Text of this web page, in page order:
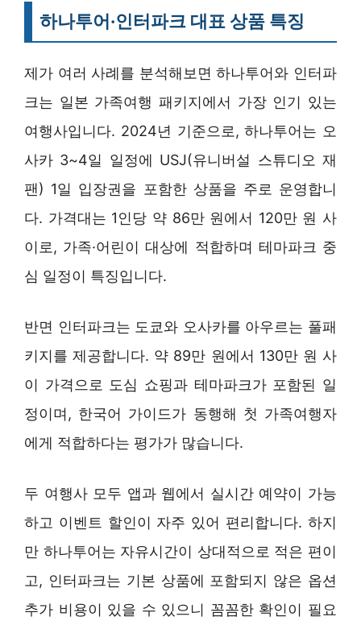
하나투어·인터파크 대표 상품 특징
제가 여러 사례를 분석해보면 하나투어와 인터파
크는 일본 가족여행 패키지에서 가장 인기 있는
여행사입니다. 2024년 기준으로, 하나투어는 오
사카 3~4일 일정에 USJ(유니버설 스튜디오 재
팬) 1일 입장권을 포함한 상품을 주로 운영합니
다. 가격대는 1인당 약 86만 원에서 120만 원 사
이로, 가족·어린이 대상에 적합하며 테마파크 중
심 일정이 특징입니다.
반면 인터파크는 도쿄와 오사카를 아우르는 풀패
키지를 제공합니다. 약 89만 원에서 130만 원 사
이 가격으로 도심 쇼핑과 테마파크가 포함된 일
정이며, 한국어 가이드가 동행해 첫 가족여행자
에게 적합하다는 평가가 많습니다.
두 여행사 모두 앱과 웹에서 실시간 예약이 가능
하고 이벤트 할인이 자주 있어 편리합니다. 하지
만 하나투어는 자유시간이 상대적으로 적은 편이
고, 인터파크는 기본 상품에 포함되지 않은 옵션
추가 비용이 있을 수 있으니 꼼꼼한 확인이 필요